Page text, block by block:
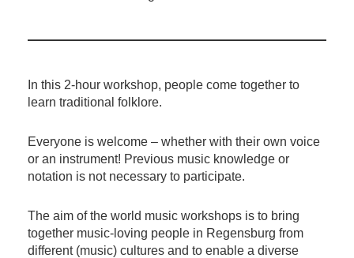
In this 2-hour workshop, people come together to
learn traditional folklore.
Everyone is welcome – whether with their own voice
or an instrument! Previous music knowledge or
notation is not necessary to participate.
The aim of the world music workshops is to bring
together music-loving people in Regensburg from
different (music) cultures and to enable a diverse